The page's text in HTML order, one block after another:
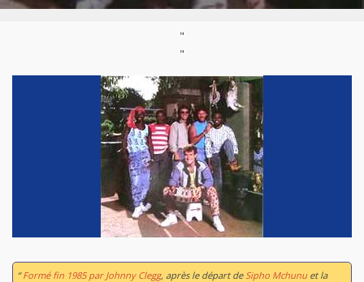
"
"
“Formé fin 1985 par Johnny Clegg, après le départ deSipho Mchunuet la